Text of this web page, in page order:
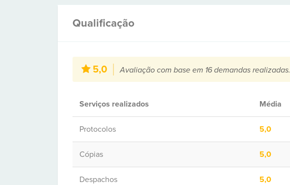
Qualificação
5,0 Avaliação com base em 16 demandas realizadas.
Serviços realizados Média
Protocolos 5,0
Cópias 5,0
Despachos 5,0